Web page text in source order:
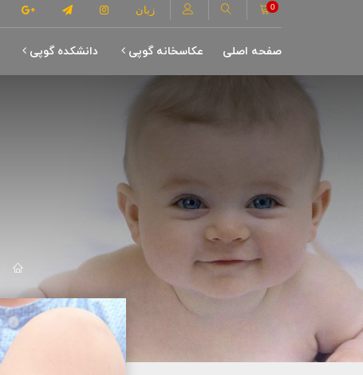
زبان 0
صفحه اصلی عکاسخانه گوپی دانشکده گوپی